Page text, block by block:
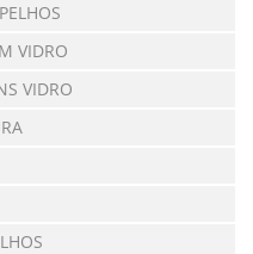
VIDRO
VIDRO